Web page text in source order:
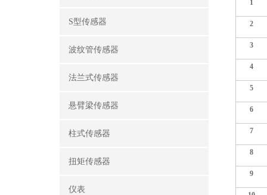
S型传感器
波纹管传感器
法兰式传感器
悬臂梁传感器
柱式传感器
扭矩传感器
仪表
1
2
3
4
5
6
7
8
9